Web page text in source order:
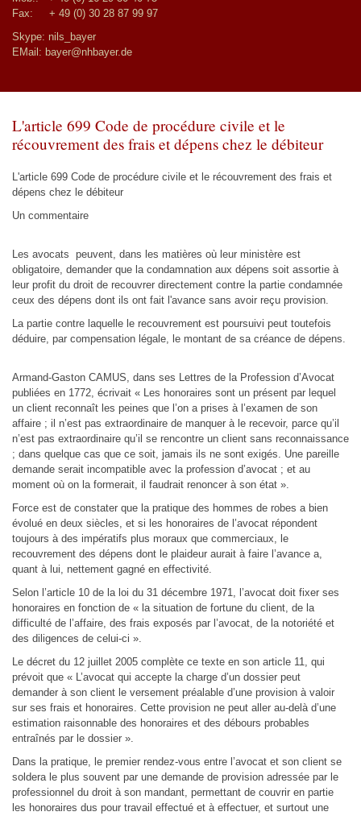
Fax: + 49 (0) 30 28 87 99 97
Skype: nils_bayer
EMail: bayer@nhbayer.de
L'article 699 Code de procédure civile et le
récouvrement des frais et dépens chez le débiteur
L'article 699 Code de procédure civile et le récouvrement des frais et
dépens chez le débiteur
Un commentaire
Les avocats peuvent, dans les matières où leur ministère est
obligatoire, demander que la condamnation aux dépens soit assortie à
leur profit du droit de recouvrer directement contre la partie condamnée
ceux des dépens dont ils ont fait l'avance sans avoir reçu provision.
La partie contre laquelle le recouvrement est poursuivi peut toutefois
déduire, par compensation légale, le montant de sa créance de dépens.
Armand-Gaston CAMUS, dans ses Lettres de la Profession d’Avocat
publiées en 1772, écrivait « Les honoraires sont un présent par lequel
un client reconnaît les peines que l’on a prises à l’examen de son
affaire ; il n’est pas extraordinaire de manquer à le recevoir, parce qu’il
n’est pas extraordinaire qu’il se rencontre un client sans reconnaissance
; dans quelque cas que ce soit, jamais ils ne sont exigés. Une pareille
demande serait incompatible avec la profession d’avocat ; et au
moment où on la formerait, il faudrait renoncer à son état ».
Force est de constater que la pratique des hommes de robes a bien
évolué en deux siècles, et si les honoraires de l’avocat répondent
toujours à des impératifs plus moraux que commerciaux, le
recouvrement des dépens dont le plaideur aurait à faire l’avance a,
quant à lui, nettement gagné en effectivité.
Selon l’article 10 de la loi du 31 décembre 1971, l’avocat doit fixer ses
honoraires en fonction de « la situation de fortune du client, de la
difficulté de l’affaire, des frais exposés par l’avocat, de la notoriété et
des diligences de celui-ci ».
Le décret du 12 juillet 2005 complète ce texte en son article 11, qui
prévoit que « L’avocat qui accepte la charge d’un dossier peut
demander à son client le versement préalable d’une provision à valoir
sur ses frais et honoraires. Cette provision ne peut aller au-delà d’une
estimation raisonnable des honoraires et des débours probables
entraînés par le dossier ».
Dans la pratique, le premier rendez-vous entre l’avocat et son client se
soldera le plus souvent par une demande de provision adressée par le
professionnel du droit à son mandant, permettant de couvrir en partie
les honoraires dus pour travail effectué et à effectuer, et surtout une